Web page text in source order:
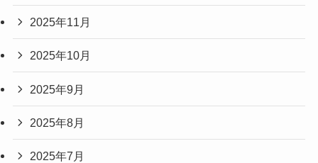
2025年11月
2025年10月
2025年9月
2025年8月
2025年7月